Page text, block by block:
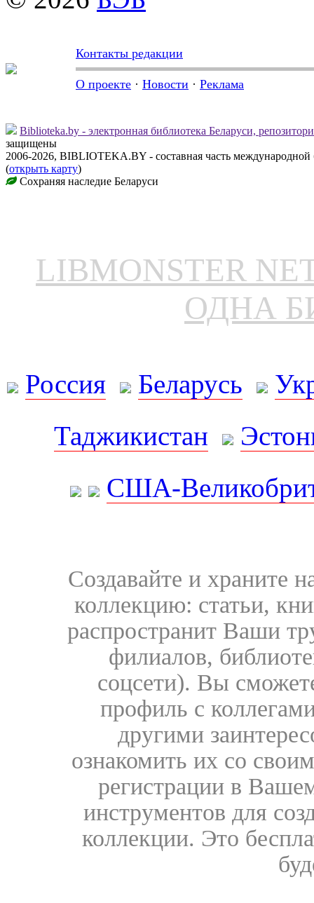
Контакты редакции
О проекте · Новости · Реклама
Biblioteka.by - электронная библиотека Беларуси,
защищены
2006-2026, BIBLIOTEKA.BY - составная часть
(открыть карту)
Сохраняя наследие Беларуси
LIBMONSTER
ОДНА
Россия Беларусь
Таджикистан
США-
Создавайте и храните
коллекцию: статьи,
распространит Ваши
филиалов,
соцсети). Вы
профиль с
другими
ознакомить их со
регистрации в
инструментов для
коллекции. Это